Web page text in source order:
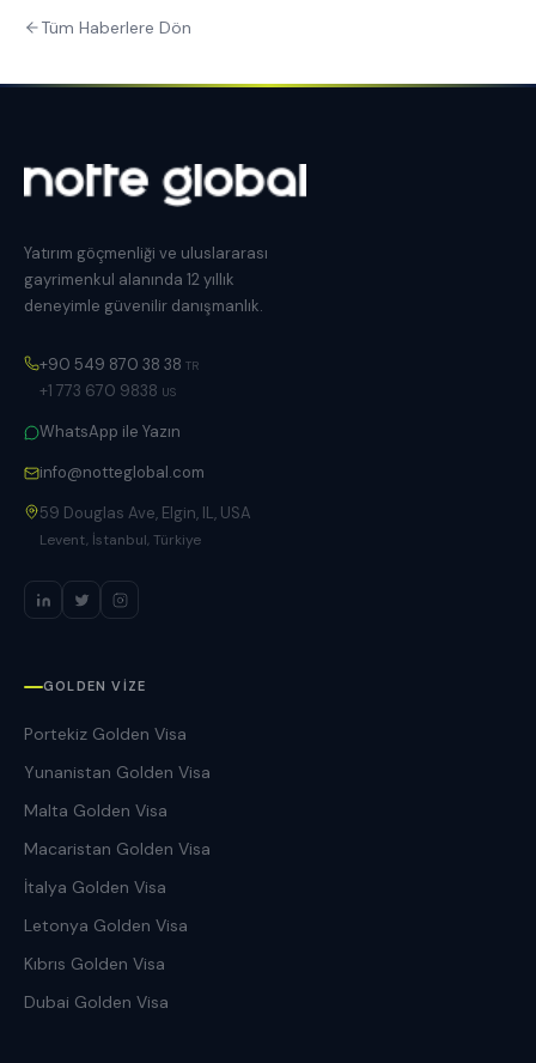
Tüm Haberlere Dön
Yatırım göçmenliği ve uluslararası
gayrimenkul alanında 12 yıllık
deneyimle güvenilir danışmanlık.
+90 549 870 38 38 TR
+1 773 670 9838 US
WhatsApp ile Yazın
info@notteglobal.com
59 Douglas Ave, Elgin, IL, USA
Levent, İstanbul, Türkiye
GOLDEN VIZE
Portekiz Golden Visa
Yunanistan Golden Visa
Malta Golden Visa
Macaristan Golden Visa
İtalya Golden Visa
Letonya Golden Visa
Kıbrıs Golden Visa
Dubai Golden Visa